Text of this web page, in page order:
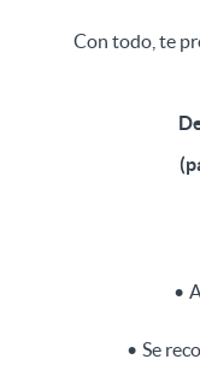
Con todo, te
Se